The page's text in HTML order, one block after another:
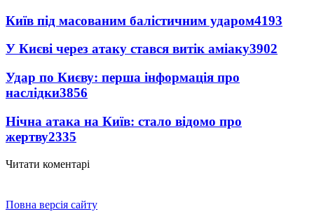
Київ під масованим балістичним ударом4193
У Києві через атаку стався витік аміаку3902
Удар по Києву: перша інформація про
наслідки3856
Нічна атака на Київ: стало відомо про
жертву2335
Читати коментарі
Повна версія сайту